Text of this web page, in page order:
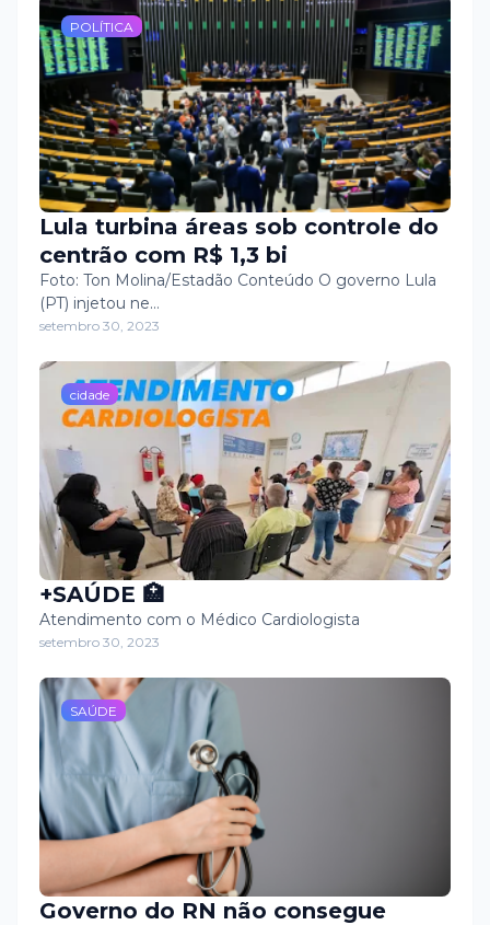
POLÍTICA
Lula turbina áreas sob controle do
centrão com R$ 1,3 bi
Foto: Ton Molina/Estadão Conteúdo O governo Lula
(PT) injetou ne…
setembro 30, 2023
cidade
+SAÚDE 🏥
Atendimento com o Médico Cardiologista
setembro 30, 2023
SAÚDE
Governo do RN não consegue